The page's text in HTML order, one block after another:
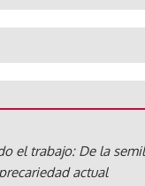
el trabajo: De la
actual